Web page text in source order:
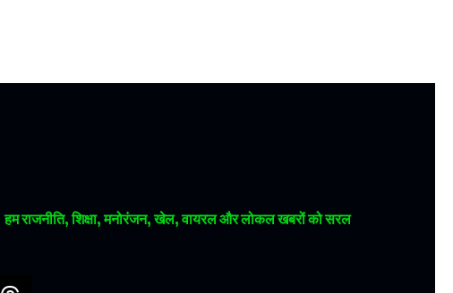
हम राजनीति, शिक्षा, मनोरंजन, खेल, वायरल और लोकल खबरों को सरल